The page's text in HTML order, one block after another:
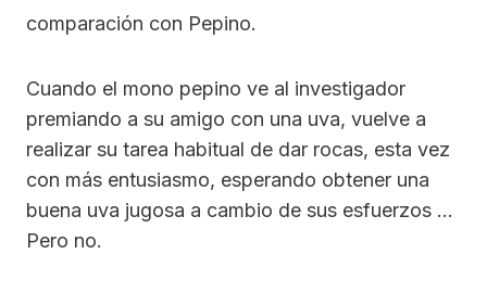
comparación con Pepino.
Cuando el mono pepino ve al investigador
premiando a su amigo con una uva, vuelve a
realizar su tarea habitual de dar rocas, esta vez
con más entusiasmo, esperando obtener una
buena uva jugosa a cambio de sus esfuerzos …
Pero no.